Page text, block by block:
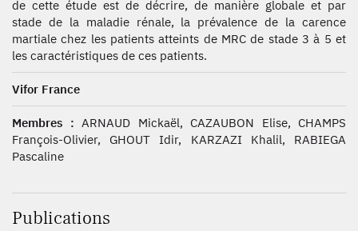
de cette étude est de décrire, de manière globale et par
stade de la maladie rénale, la prévalence de la carence
martiale chez les patients atteints de MRC de stade 3 à 5 et
les caractéristiques de ces patients.
Vifor France
Membres : ARNAUD Mickaël, CAZAUBON Elise, CHAMPS
François-Olivier, GHOUT Idir, KARZAZI Khalil, RABIEGA
Pascaline
Publications